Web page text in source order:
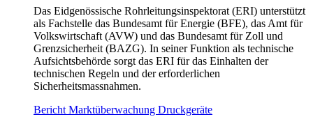
Das Eidgenössische Rohrleitungsinspektorat (ERI) unterstützt
als Fachstelle das Bundesamt für Energie (BFE), das Amt für
Volkswirtschaft (AVW) und das Bundesamt für Zoll und
Grenzsicherheit (BAZG). In seiner Funktion als technische
Aufsichtsbehörde sorgt das ERI für das Einhalten der
technischen Regeln und der erforderlichen
Sicherheitsmassnahmen.
Bericht Marktüberwachung Druckgeräte